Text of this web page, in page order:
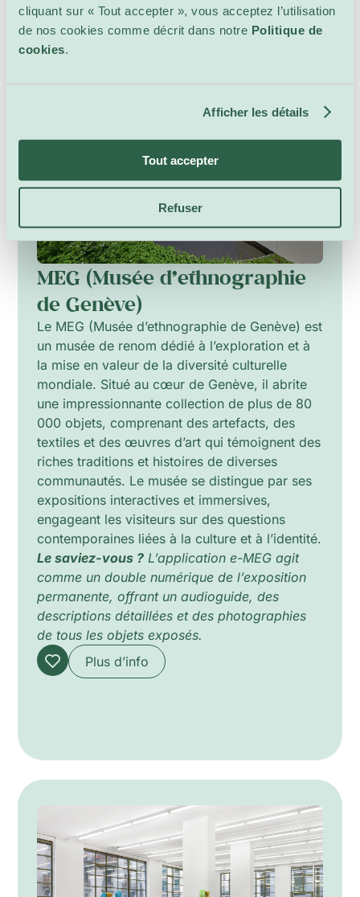
cliquant sur « Tout accepter », vous acceptez l’utilisation
de nos cookies comme décrit dans notre Politique de
cookies.
Afficher les détails
Tout accepter
Refuser
MEG (Musée d’ethnographie
de Genève)
Le MEG (Musée d’ethnographie de Genève) est
un musée de renom dédié à l’exploration et à
la mise en valeur de la diversité culturelle
mondiale. Situé au cœur de Genève, il abrite
une impressionnante collection de plus de 80
000 objets, comprenant des artefacts, des
textiles et des œuvres d’art qui témoignent des
riches traditions et histoires de diverses
communautés. Le musée se distingue par ses
expositions interactives et immersives,
engageant les visiteurs sur des questions
contemporaines liées à la culture et à l’identité.
Le saviez-vous ? L’application e-MEG agit
comme un double numérique de l’exposition
permanente, offrant un audioguide, des
descriptions détaillées et des photographies
de tous les objets exposés.
Plus d’info